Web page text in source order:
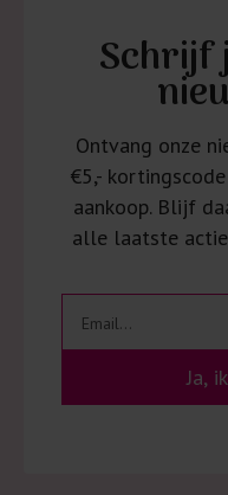
Schrijf
Ontvang onze
€5,-
aankoop. Blijf
alle laatste
Ja,